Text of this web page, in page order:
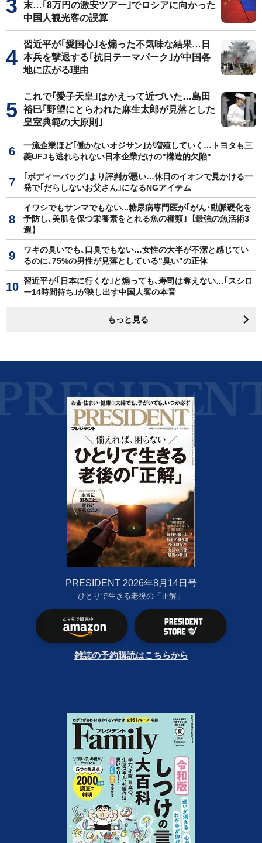
末…｢8万円の激安ツアー｣でロシアに向かった
中国人観光客の誤算
習近平が｢愛国心｣を煽った不気味な結果…日
本兵を撃退する｢抗日テーマパーク｣が中国各
地に広がる理由
これで｢愛子天皇｣はかえって近づいた…島田
裕巳｢野望にとらわれた麻生太郎が見落とした
皇室典範の大原則｣
一流企業ほど｢働かないオジサン｣が増殖していく…トヨタも三
菱UFJも逃れられない日本企業だけの"構造的欠陥"
｢ボディーバッグ｣より評判が悪い…休日のイオンで見かける一
発で｢だらしないお父さん｣になるNGアイテム
イワシでもサンマでもない...糖尿病専門医が｢がん･動脈硬化を
予防し､美肌を保つ栄養素をとれる魚の種類｣【最強の魚活術3
選】
ワキの臭いでも､口臭でもない…女性の大半が不潔と感じてい
るのに､75%の男性が見落としている"臭い"の正体
習近平が｢日本に行くな｣と煽っても､寿司は奪えない…｢スシロ
ー14時間待ち｣が映し出す中国人客の本音
もっと見る
PRESIDENT 2026年8月14日号
ひとりで生きる老後の「正解」
雑誌の予約購読はこちらから